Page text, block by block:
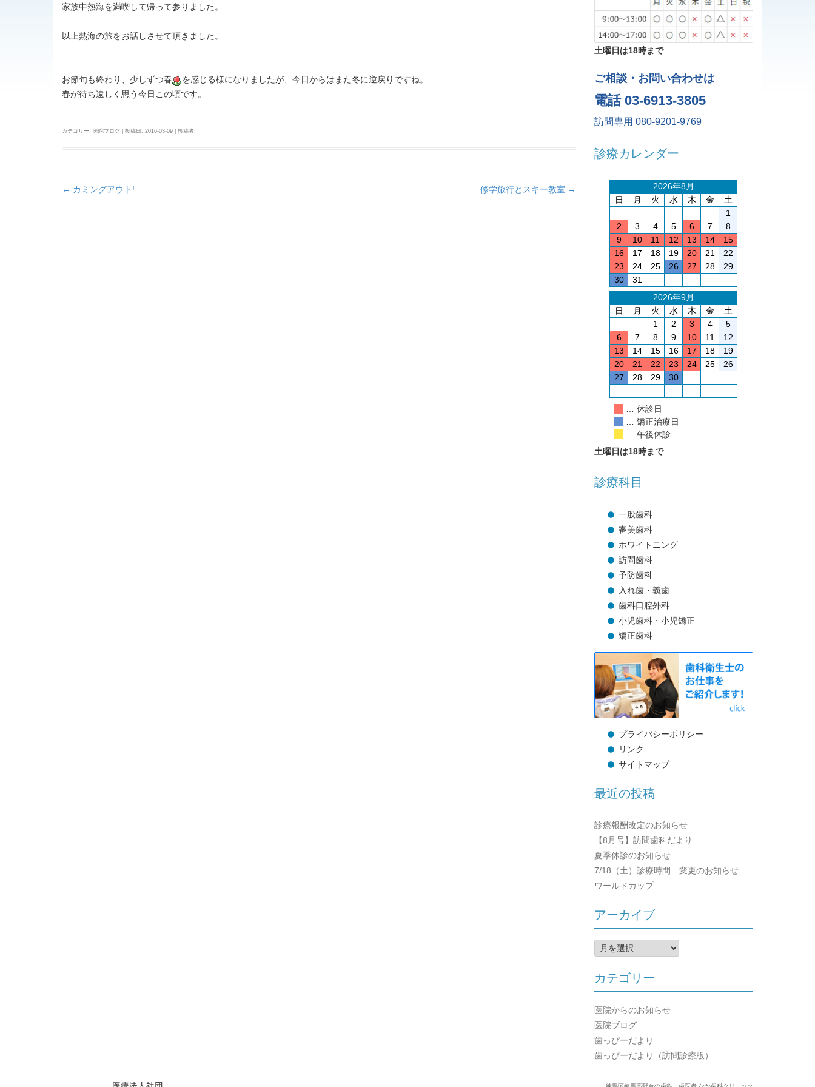
家族中熱海を満喫して帰って参りました。
以上熱海の旅をお話しさせて頂きました。
お節句も終わり、少しずつ春
を感じる様になりましたが、今日からはまた冬に逆戻りですね。
春が待ち遠しく思う今日この頃です。
カテゴリー: 医院ブログ | 投稿日: 2016-03-09 投稿者:
← カミングアウト! 修学旅行とスキー教室 →
土曜日は18時まで
ご相談・お問い合わせは
電話 03-6913-3805
訪問専用 080-9201-9769
診療カレンダー
2026年8月
日
月 火 水 木 金
土
1
2
3 4 5 6 7
8
9
10 11 12 13 14
15
16
17 18 19 20 21
22
23
24 25 26 27 28
29
30
31
2026年9月
日
月 火 水 木 金
土
1
2 3 4
5
6
7 8 9 10 11
12
13
14 15 16 17 18
19
20
21 22 23 24 25
26
27
28 29 30
… 休診日
… 矯正治療日
… 午後休診
土曜日は18時まで
診療科目
一般歯科
審美歯科
ホワイトニング
訪問歯科
予防歯科
入れ歯・義歯
歯科口腔外科
小児歯科・小児矯正
矯正歯科
プライバシーポリシー
リンク
サイトマップ
最近の投稿
診療報酬改定のお知らせ
【8月号】訪問歯科だより
夏季休診のお知らせ
7/18（土）診療時間 変更のお知らせ
ワールドカップ
アーカイブ
ア
ー
イ
ブ
カテゴリー
医院からのお知らせ
医院ブログ
歯っぴーだより
歯っぴーだより（訪問診療版）